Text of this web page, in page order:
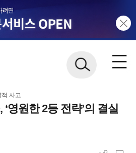
사고
‘영원한 2등 전략’의 결실